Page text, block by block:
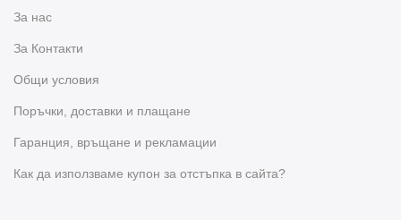
За нас
За Контакти
Общи условия
Поръчки, доставки и плащане
Гаранция, връщане и рекламации
Как да използваме купон за отстъпка в сайта?